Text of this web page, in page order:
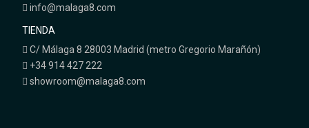
info@malaga8.com
TIENDA
C/ Málaga 8 28003 Madrid (metro Gregorio Marañón)
+34 914 427 222
showroom@malaga8.com